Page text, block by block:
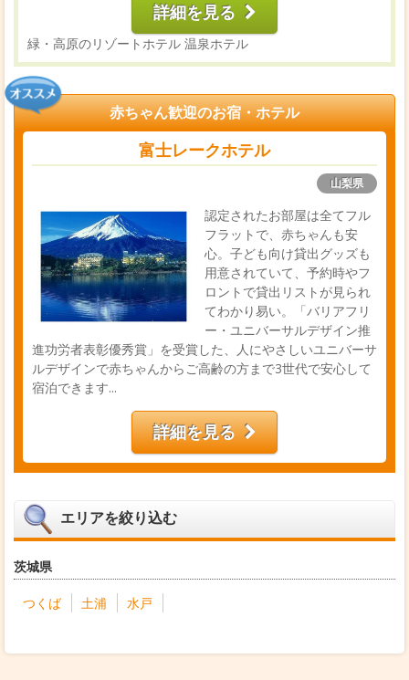
詳細を見る
緑・高原のリゾートホテル 温泉ホテル
赤ちゃん歓迎のお宿・ホテル
富士レークホテル
山梨県
認定されたお部屋は全てフル
フラットで、赤ちゃんも安
心。子ども向け貸出グッズも
用意されていて、予約時やフ
ロントで貸出リストが見られ
てわかり易い。「バリアフリ
ー・ユニバーサルデザイン推
進功労者表彰優秀賞」を受賞した、人にやさしいユニバーサ
ルデザインで赤ちゃんからご高齢の方まで3世代で安心して
宿泊できます...
詳細を見る
エリアを絞り込む
茨城県
つくば 土浦 水戸